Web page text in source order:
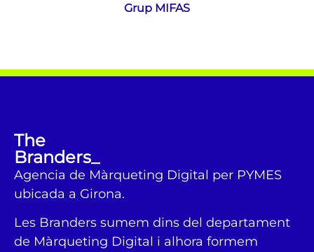
Grup MIFAS
The
Branders_
Agencia de Màrqueting Digital per PYMES
ubicada a Girona.
Les Branders sumem dins del departament
de Màrqueting Digital i alhora formem